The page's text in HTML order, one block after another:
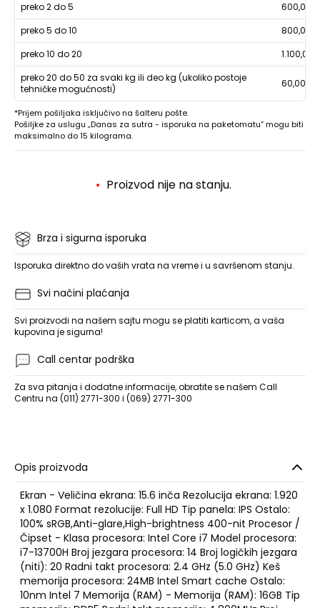
preko 2 do 5
600,00
preko 5 do 10
800,00
preko 10 do 20
1.100,00
preko 20 do 50 za svaki kg ili deo kg (ukoliko postoje
tehničke mogućnosti)
60,00
*Prijem pošiljaka isključivo na šalteru pošte.
Pošiljke za uslugu „Danas za sutra - isporuka na paketomatu“ mogu biti
maksimalno do 15 kilograma.
Proizvod nije na stanju.
Brza i sigurna isporuka
Isporuka direktno do vaših vrata na vreme i u savršenom stanju.
Svi načini plaćanja
Svi proizvodi na našem sajtu mogu se platiti karticom, a vaša
kupovina je sigurna!
Call centar podrška
Za sva pitanja i dodatne informacije, obratite se našem Call
Centru na (011) 2771-300 i (069) 2771-300
Opis proizvoda
Ekran - Veličina ekrana: 15.6 inča Rezolucija ekrana: 1.920
x 1.080 Format rezolucije: Full HD Tip panela: IPS Ostalo:
100% sRGB,Anti-glare,High-brightness 400-nit Procesor /
Čipset - Klasa procesora: Intel Core i7 Model procesora:
i7-13700H Broj jezgara procesora: 14 Broj logičkih jezgara
(niti): 20 Radni takt procesora: 2.4 GHz (5.0 GHz) Keš
memorija procesora: 24MB Intel Smart cache Ostalo:
10nm Intel 7 Memorija (RAM) - Memorija (RAM): 16GB Tip